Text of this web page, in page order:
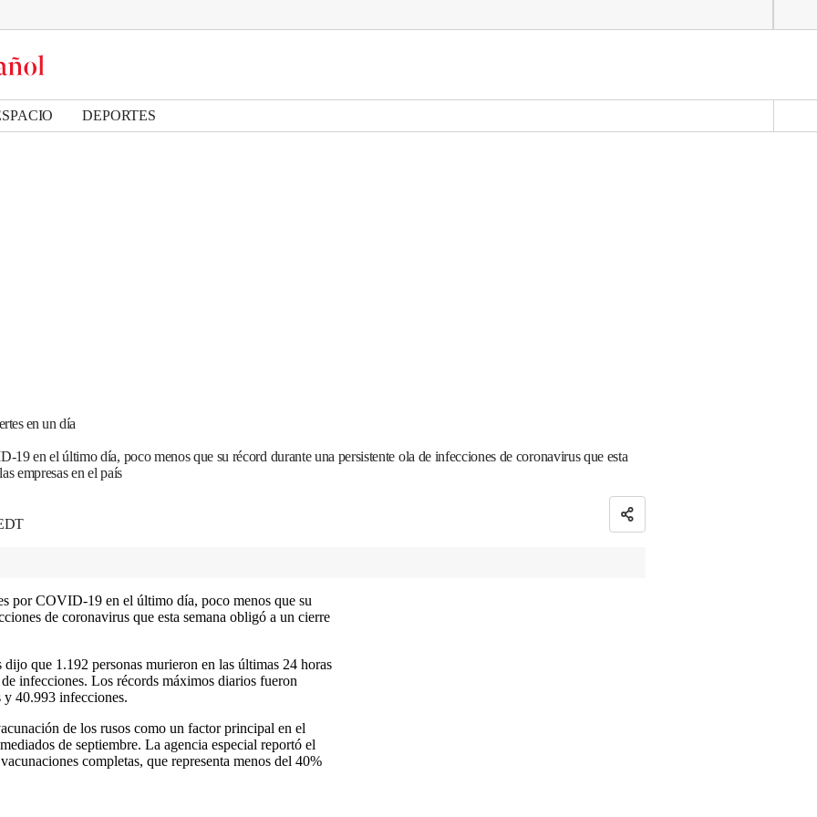
DEPORTES
en un día
19 en el último día, poco menos que su récord durante una persistente ola de infecciones de coronavirus que esta
empresas en el país
por COVID-19 en el último día, poco menos que su
de coronavirus que esta semana obligó a un cierre
que 1.192 personas murieron en las últimas 24 horas
infecciones. Los récords máximos diarios fueron
y 40.993 infecciones.
de los rusos como un factor principal en el
de septiembre. La agencia especial reportó el
completas, que representa menos del 40%